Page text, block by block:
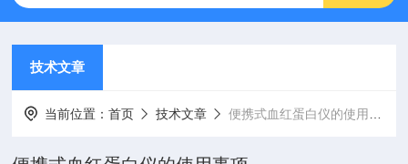
技术文章
当前位置：首页 技术文章 便携式血红蛋白仪的使用事项